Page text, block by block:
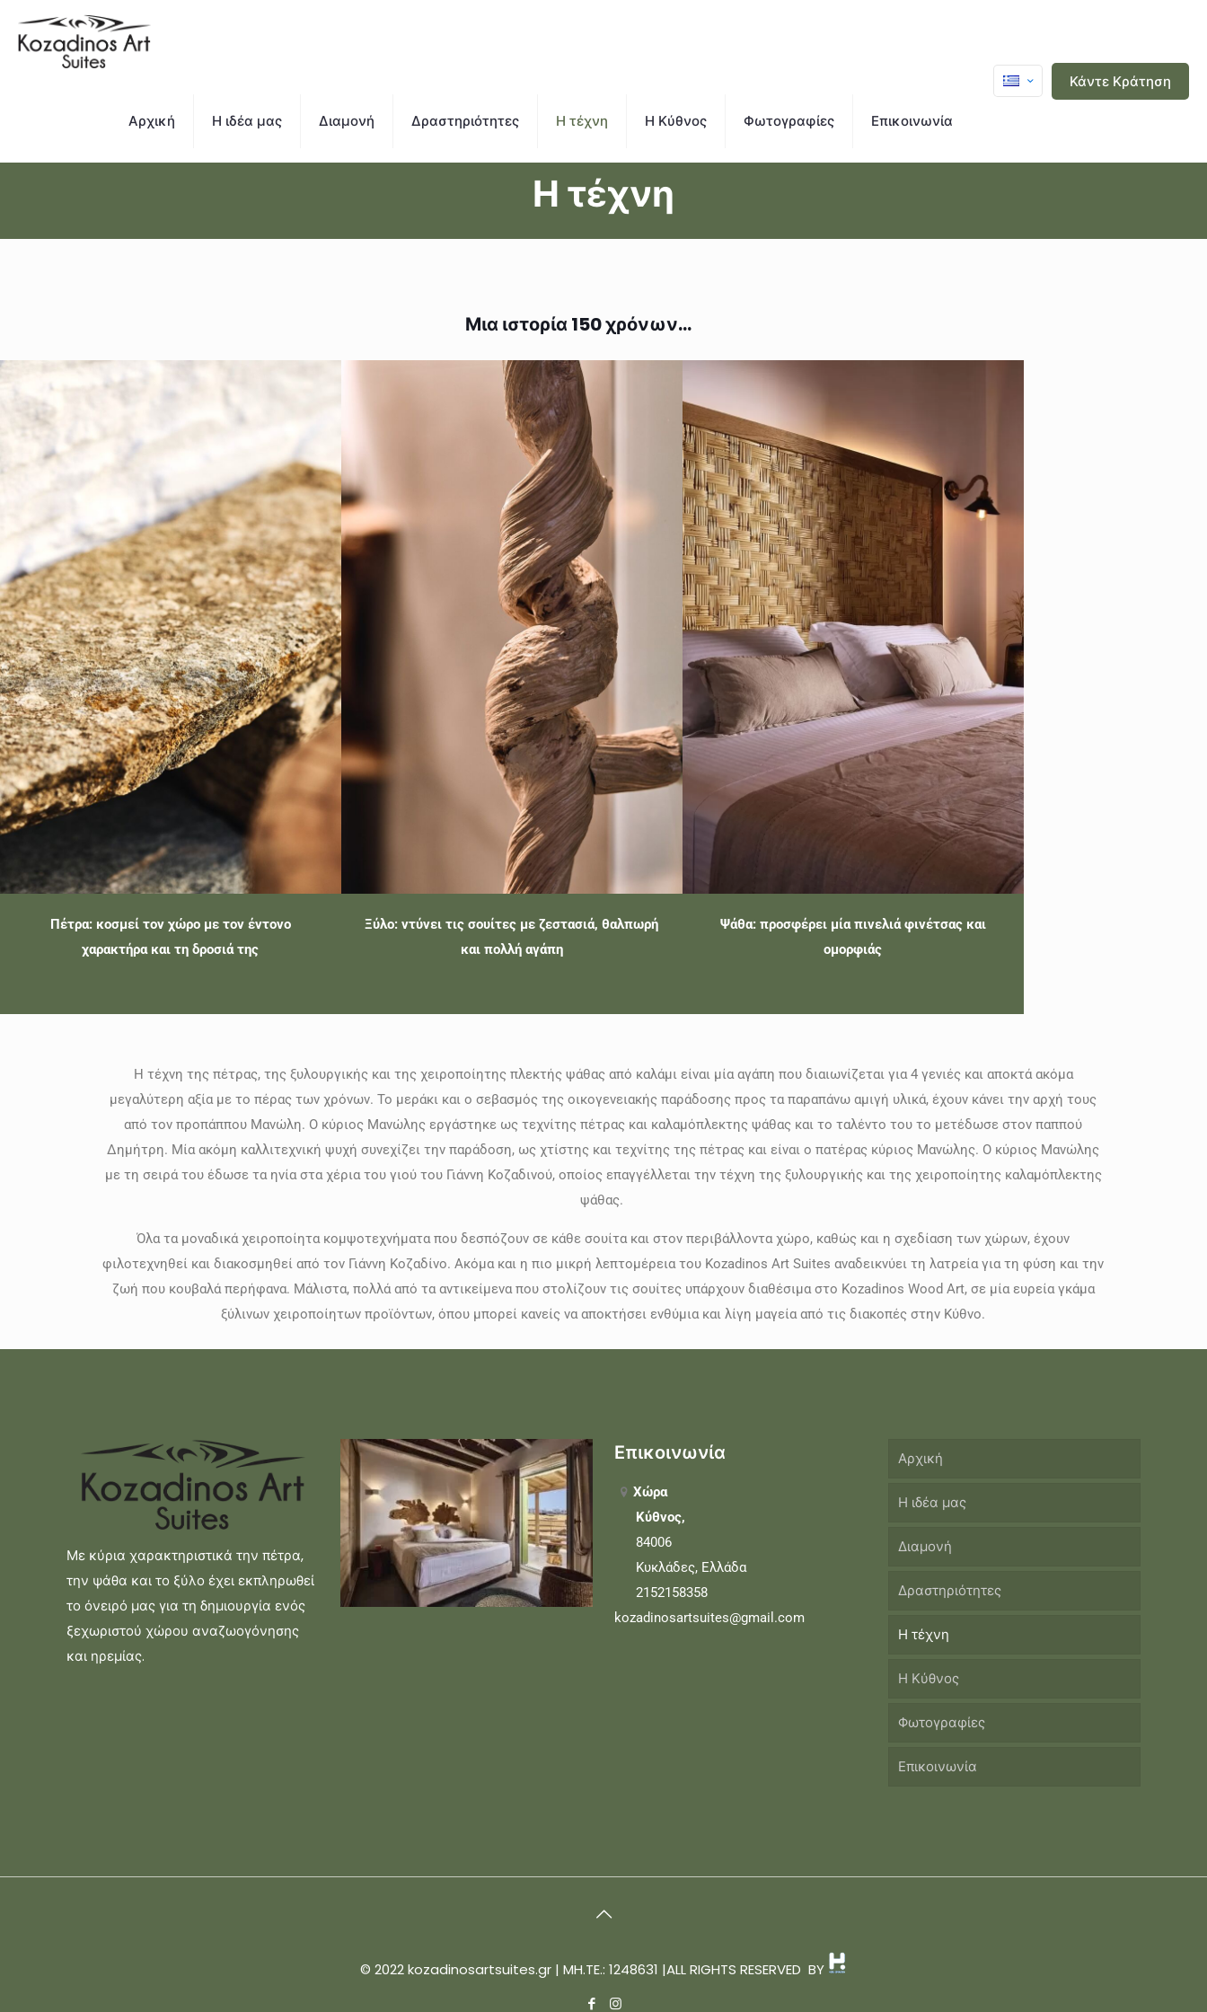
Αρχική Η ιδέα μας Διαμονή Δραστηριότητες Η τέχνη Η Κύθνος Φωτογραφίες Επικοινωνία
Κάντε Κράτηση
Η τέχνη
Μια ιστορία 150 χρόνων…
Πέτρα: κοσμεί τον χώρο με τον έντονο
χαρακτήρα και τη δροσιά της
Ξύλο: ντύνει τις σουίτες με ζεστασιά, θαλπωρή
και πολλή αγάπη
Ψάθα: προσφέρει μία πινελιά φινέτσας και
ομορφιάς
Η τέχνη της πέτρας, της ξυλουργικής και της χειροποίητης πλεκτής ψάθας από καλάμι είναι μία αγάπη που διαιωνίζεται για 4 γενιές και αποκτά ακόμα
μεγαλύτερη αξία με το πέρας των χρόνων. Το μεράκι και ο σεβασμός της οικογενειακής παράδοσης προς τα παραπάνω αμιγή υλικά, έχουν κάνει την αρχή τους
από τον προπάππου Μανώλη. Ο κύριος Μανώλης εργάστηκε ως τεχνίτης πέτρας και καλαμόπλεκτης ψάθας και το ταλέντο του το μετέδωσε στον παππού
Δημήτρη. Μία ακόμη καλλιτεχνική ψυχή συνεχίζει την παράδοση, ως χτίστης και τεχνίτης της πέτρας και είναι ο πατέρας κύριος Μανώλης. Ο κύριος Μανώλης
με τη σειρά του έδωσε τα ηνία στα χέρια του γιού του Γιάννη Κοζαδινού, οποίος επαγγέλλεται την τέχνη της ξυλουργικής και της χειροποίητης καλαμόπλεκτης
ψάθας.
Όλα τα μοναδικά χειροποίητα κομψοτεχνήματα που δεσπόζουν σε κάθε σουίτα και στον περιβάλλοντα χώρο, καθώς και η σχεδίαση των χώρων, έχουν
φιλοτεχνηθεί και διακοσμηθεί από τον Γιάννη Κοζαδίνο. Ακόμα και η πιο μικρή λεπτομέρεια του Kozadinos Art Suites αναδεικνύει τη λατρεία για τη φύση και την
ζωή που κουβαλά περήφανα. Μάλιστα, πολλά από τα αντικείμενα που στολίζουν τις σουίτες υπάρχουν διαθέσιμα στο Kozadinos Wood Art, σε μία ευρεία γκάμα
ξύλινων χειροποίητων προϊόντων, όπου μπορεί κανείς να αποκτήσει ενθύμια και λίγη μαγεία από τις διακοπές στην Κύθνο.
Με κύρια χαρακτηριστικά την πέτρα,
την ψάθα και το ξύλο έχει εκπληρωθεί
το όνειρό μας για τη δημιουργία ενός
ξεχωριστού χώρου αναζωογόνησης
και ηρεμίας.
Επικοινωνία
Χώρα
Κύθνος,
84006
Κυκλάδες, Ελλάδα
2152158358
kozadinosartsuites@gmail.com
Αρχική
Η ιδέα μας
Διαμονή
Δραστηριότητες
Η τέχνη
Η Κύθνος
Φωτογραφίες
Επικοινωνία
© 2022 kozadinosartsuites.gr | MH.TE.: 1248631 |ALL RIGHTS RESERVED BY